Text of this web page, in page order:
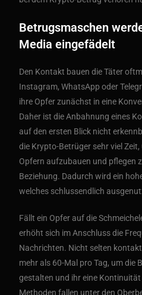
Betrugsmaschen
Media eingefädelt
Den Kontakt bauen die Täter
Instagram, WhatsApp oder
ihre Opfer zunächst in eine
Daher ist die Anbahnung eines
auf den ersten Blick nicht
die Krypto-Betrüger sehr viel
Opfern aufzubauen und pflegen
Beziehung. Dadurch wird ein
welches schlussendlich
Fällt ein Opfer auf die
erhöht sich im Anschluss die
Nachrichten. Nicht selten
mehr als 60-Mal pro Tag, um die
gestalten und ihr eine
Methoden fallen unter den